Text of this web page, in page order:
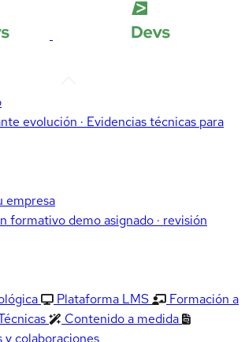
evolución · Evidencias técnicas para
empresa
formativo demo asignado · revisión
Plataforma LMS
Formación a
Contenido a medida
y colaboraciones